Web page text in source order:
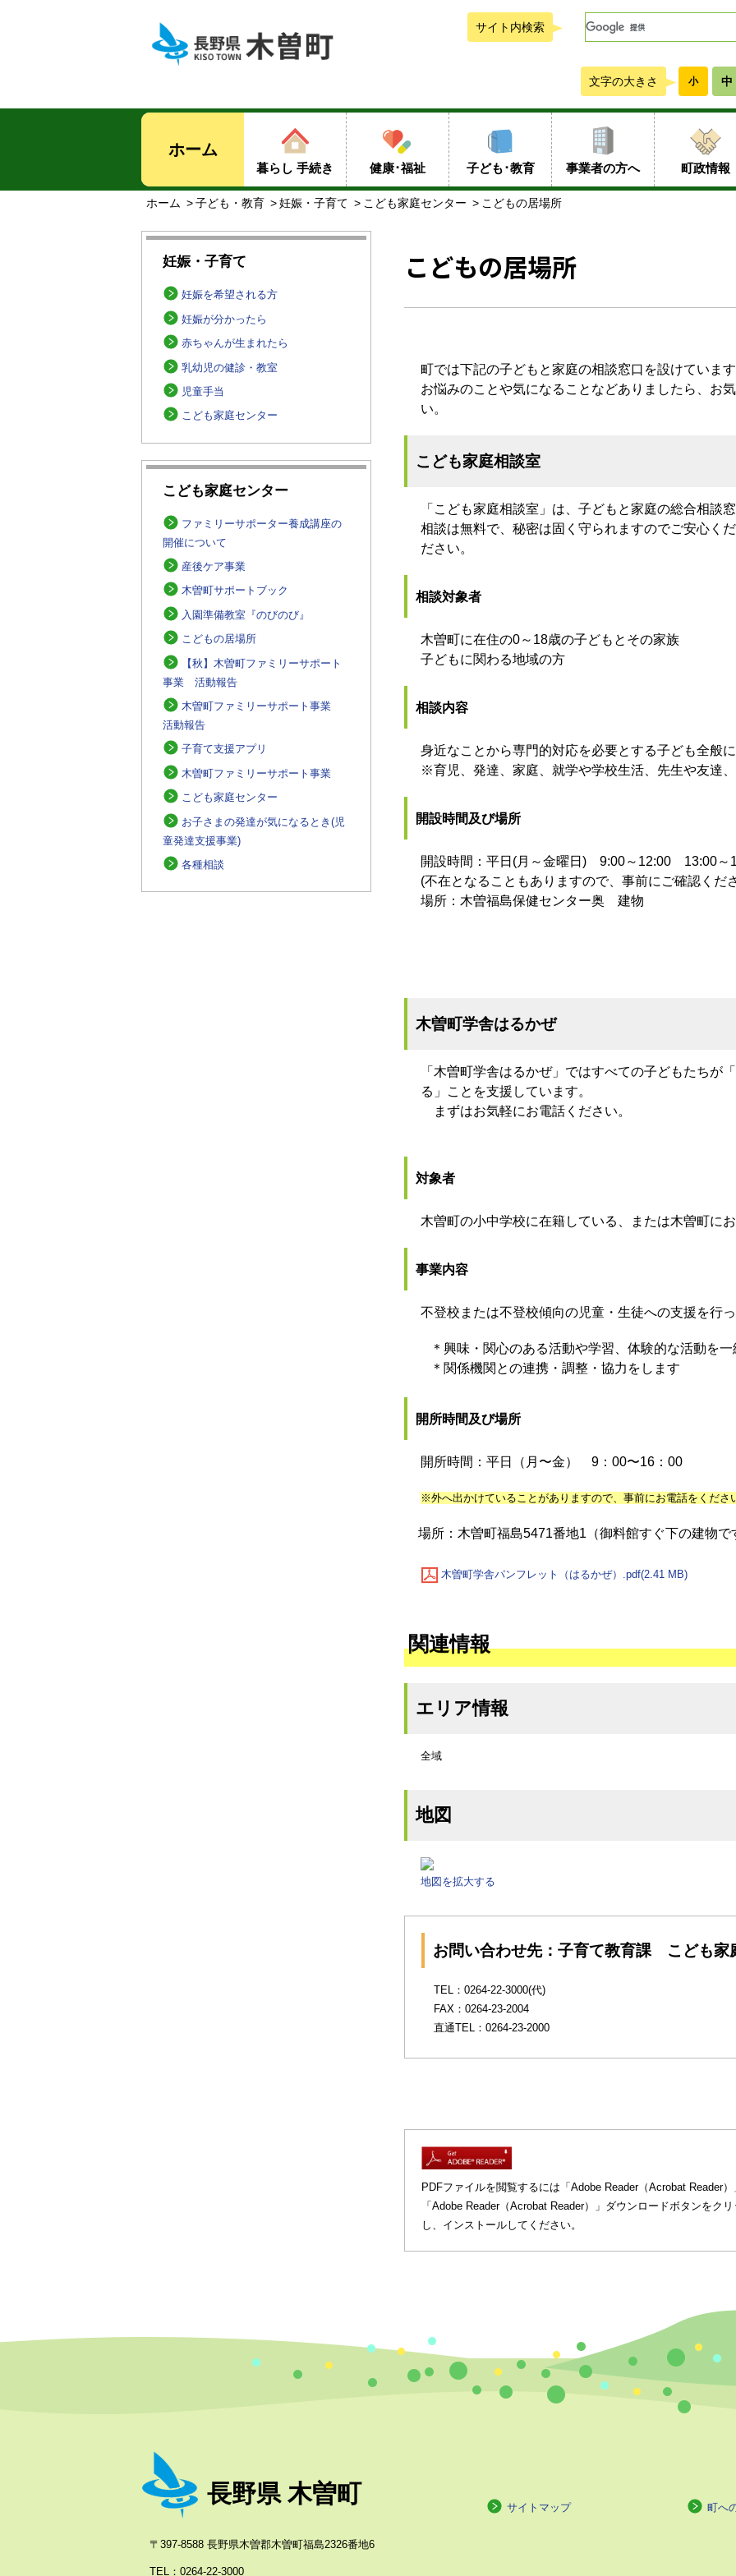
サイト内検索
中
小
文字の大きさ
ホーム
暮らし 手続き 健康･福祉 子ども･教育 事業者の方へ 町政情報
ホーム 子ども・教育 妊娠・子育て こども家庭センター こどもの居場所
妊娠・子育て
妊娠を希望される方
妊娠が分かったら
赤ちゃんが生まれたら
乳幼児の健診・教室
児童手当
こども家庭センター
こども家庭センター
ファミリーサポーター養成講座の
開催について
産後ケア事業
木曽町サポートブック
入園準備教室『のびのび』
こどもの居場所
【秋】木曽町ファミリーサポート
事業 活動報告
木曽町ファミリーサポート事業
活動報告
子育て支援アプリ
木曽町ファミリーサポート事業
こども家庭センター
お子さまの発達が気になるとき(児
童発達支援事業)
各種相談
こどもの居場所
町では下記の子どもと家庭の相談窓口を設けていま
お悩みのことや気になることなどありましたら、お
い。
こども家庭相談室
「こども家庭相談室」は、子どもと家庭の総合相談
相談は無料で、秘密は固く守られますのでご安心く
ださい。
相談対象者
木曽町に在住の0～18歳の子どもとその家族
子どもに関わる地域の方
相談内容
身近なことから専門的対応を必要とする子ども全般
※育児、発達、家庭、就学や学校生活、先生や友達
開設時間及び場所
開設時間：平日(月～金曜日) 9:00～12:00 13:00～
(不在となることもありますので、事前にご確認くだ
場所：木曽福島保健センター奥 建物
木曽町学舎はるかぜ
「木曽町学舎はるかぜ」ではすべての子どもたちが
る」ことを支援しています。
まずはお気軽にお電話ください。
対象者
木曽町の小中学校に在籍している、または木曽町に
事業内容
不登校または不登校傾向の児童・生徒への支援を行
＊興味・関心のある活動や学習、体験的な活動を一
＊関係機関との連携・調整・協力をします
開所時間及び場所
開所時間：平日（月〜金） 9：00〜16：00
※外へ出かけていることがありますので、事前にお電話をくださ
場所：木曽町福島5471番地1（御料館すぐ下の建物で
木曽町学舎パンフレット（はるかぜ）.pdf(2.41 MB)
関連情報
エリア情報
全域
地図
地図を拡大する
お問い合わせ先：子育て教育課 こども家
TEL：0264-22-3000(代)
FAX：0264-23-2004
直通TEL：0264-23-2000
PDFファイルを閲覧するには「Adobe Reader（Acrobat Reader
「Adobe Reader（Acrobat Reader）」ダウンロードボタンをク
し、インストールしてください。
長野県 木曽町
〒397-8588 長野県木曽郡木曽町福島2326番地6
TEL：0264-22-3000
サイトマップ 町へ